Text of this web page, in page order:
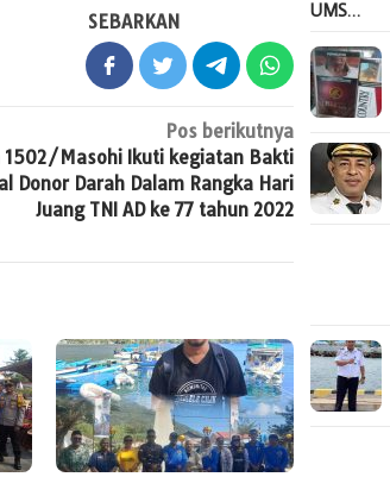
SEBARKAN
Pos berikutnya
1502/Masohi Ikuti kegiatan Bakti
Donor Darah Dalam Rangka Hari
Juang TNI AD ke 77 tahun 2022
UMS…